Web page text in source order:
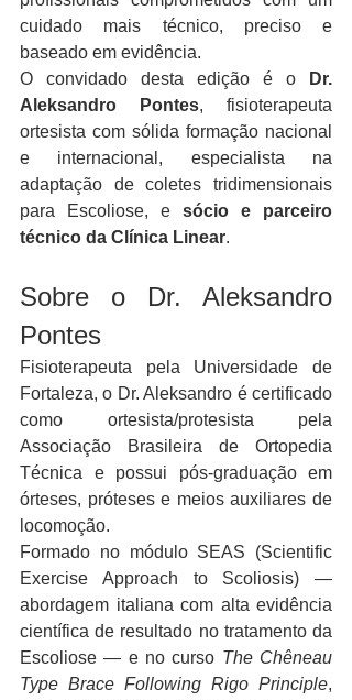
cuidado mais técnico, preciso e
baseado em evidência.
O convidado desta edição é o
Dr.
Aleksandro Pontes, fisioterapeuta
ortesista com sólida formação nacional
e internacional, especialista na
adaptação de coletes tridimensionais
para Escoliose, e sócio e parceiro
técnico da Clínica Linear.
Sobre o Dr. Aleksandro
Pontes
Fisioterapeuta pela Universidade de
Fortaleza, o Dr. Aleksandro é certificado
como ortesista/protesista pela
Associação Brasileira de Ortopedia
Técnica e possui pós-graduação em
órteses, próteses e meios auxiliares de
locomoção.
Formado no módulo SEAS (Scientific
Exercise Approach to Scoliosis) —
abordagem italiana com alta evidência
científica de resultado no tratamento da
Escoliose — e no curso The Chêneau
Type Brace Following Rigo Principle,